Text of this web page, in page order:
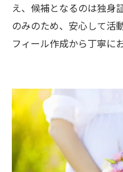
え、候補となるのは独身
のみのため、安心して活
フィール作成から丁寧に